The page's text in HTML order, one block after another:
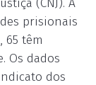
(CNJ). A
prisionais
65 têm
Os dados
dos